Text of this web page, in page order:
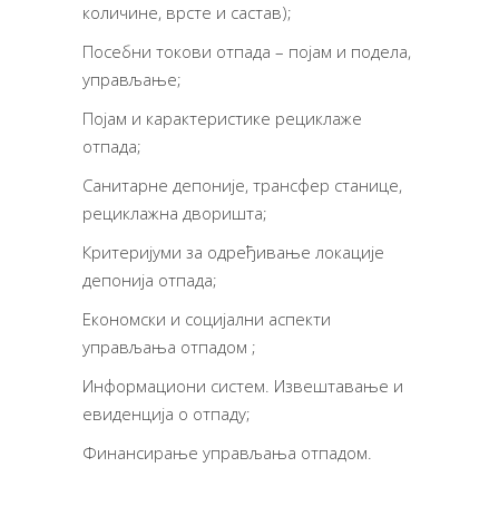
количине, врсте и састав);
Посебни токови отпада – појам и подела,
управљање;
Појам и карактеристике рециклаже
отпада;
Санитарне депоније, трансфер станице,
рециклажна дворишта;
Критеријуми за одређивање локације
депонија отпада;
Економски и социјални аспекти
управљања отпадом ;
Информациони систем. Извештавање и
евиденција о отпаду;
Финансирање управљања отпадом.